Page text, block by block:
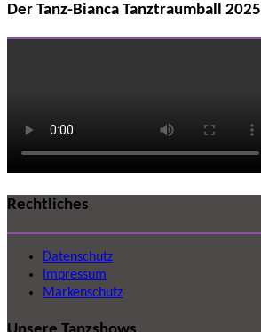
Der Tanz-Bianca Tanztraumball 2025
Rechtliches
Datenschutz
Impressum
Markenschutz